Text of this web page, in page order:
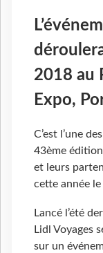
2018 au
Expo,
C’est l’une
43ème édition
et leurs
cette année
Lancé l’été
Lidl Voyages
sur un